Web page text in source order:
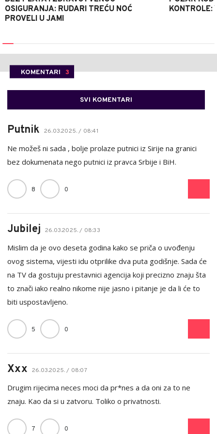
OSIGURANJA: RUDARI TREĆU NOĆ
PROVELI U JAMI
KONTROLE:
KOMENTARI 3
SVI KOMENTARI
Putnik 26.03.2025. / 08:41
Ne možeš ni sada , bolje prolaze putnici iz Sirije na granici
bez dokumenata nego putnici iz pravca Srbije i BiH.
8 0
Jubilej 26.03.2025. / 08:33
Mislim da je ovo deseta godina kako se priča o uvođenju
ovog sistema, vijesti idu otprilike dva puta godišnje. Sada će
na TV da gostuju prestavnici agencija koji precizno znaju šta
to znači iako realno nikome nije jasno i pitanje je da li će to
biti uspostavljeno.
5 0
Xxx 26.03.2025. / 08:07
Drugim rijecima neces moci da pr*nes a da oni za to ne
znaju. Kao da si u zatvoru. Toliko o privatnosti.
7 0